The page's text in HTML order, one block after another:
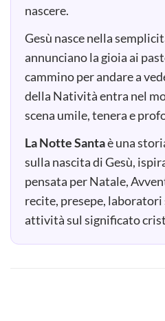
nascere.
Gesù nasce nella
annunciano la gioia ai
cammino per andare a
della Natività entra nel
scena umile, tenera e
La Notte Santaè una
sulla nascita di Gesù,
pensata per Natale,
recite, presepe,
attività sul significato